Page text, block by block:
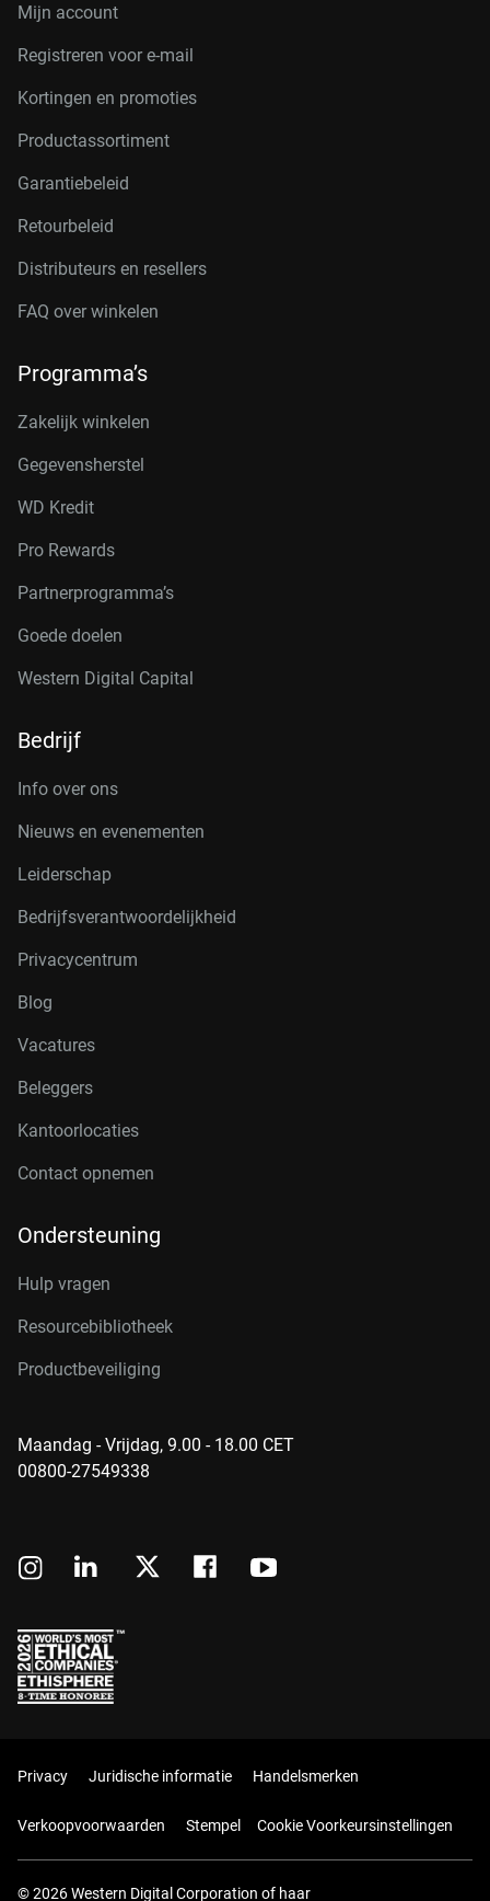
Mijn account
Registreren voor e-mail
Kortingen en promoties
Productassortiment
Garantiebeleid
Retourbeleid
Distributeurs en resellers
FAQ over winkelen
Programma’s
Zakelijk winkelen
Gegevensherstel
WD Kredit
Pro Rewards
Partnerprogramma’s
Goede doelen
Western Digital Capital
Bedrijf
Info over ons
Nieuws en evenementen
Leiderschap
Bedrijfsverantwoordelijkheid
Privacycentrum
Blog
Vacatures
Beleggers
Kantoorlocaties
Contact opnemen
Ondersteuning
Hulp vragen
Resourcebibliotheek
Productbeveiliging
Maandag - Vrijdag, 9.00 - 18.00 CET
00800-27549338
Privacy Juridische informatie Handelsmerken
Verkoopvoorwaarden Stempel Cookie Voorkeursinstellingen
© 2026 Western Digital Corporation of haar